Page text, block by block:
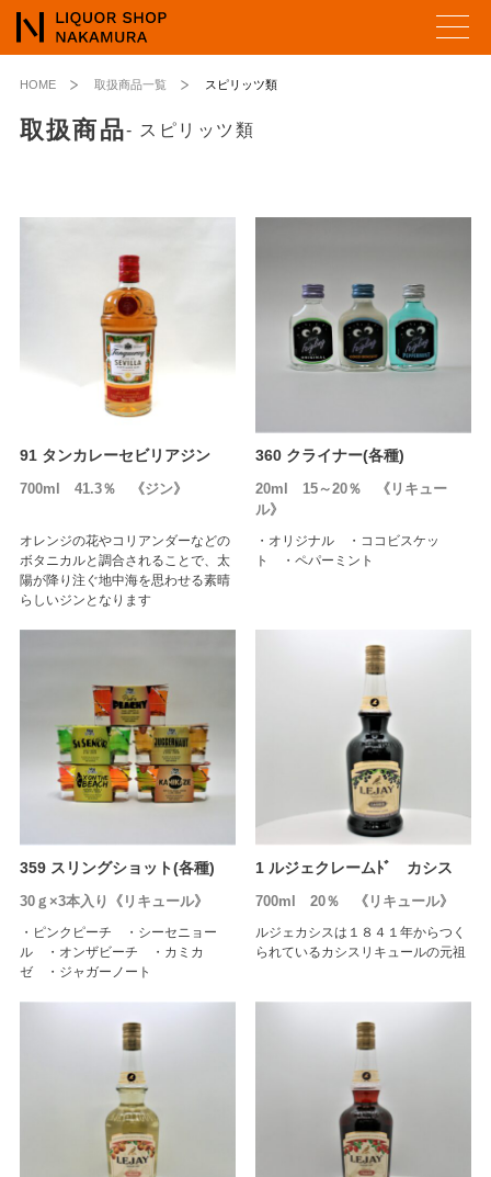
HOME 取扱商品一覧 スピリッツ類
取扱商品- スピリッツ類
91 タンカレーセビリアジン
700ml 41.3％ 《ジン》
オレンジの花やコリアンダーなどの
ボタニカルと調合されることで、太
陽が降り注ぐ地中海を思わせる素晴
らしいジンとなります
360 クライナー(各種)
20ml 15～20％ 《リキュー
ル》
・オリジナル ・ココビスケッ
ト ・ペパーミント
359 スリングショット(各種)
30ｇ×3本入り《リキュール》
・ピンクピーチ ・シーセニョー
ル ・オンザビーチ ・カミカ
ゼ ・ジャガーノート
1 ルジェクレームﾄﾞ カシス
700ml 20％ 《リキュール》
ルジェカシスは１８４１年からつく
られているカシスリキュールの元祖